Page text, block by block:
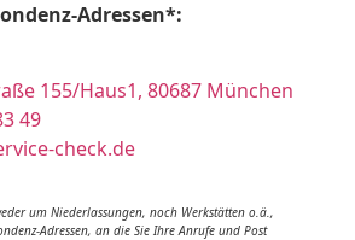
Adressen*:
155/Haus1, 80687 München
49
check.de
um Niederlassungen, noch Werkstätten o.ä.,
Adressen, an die Sie Ihre Anrufe und Post